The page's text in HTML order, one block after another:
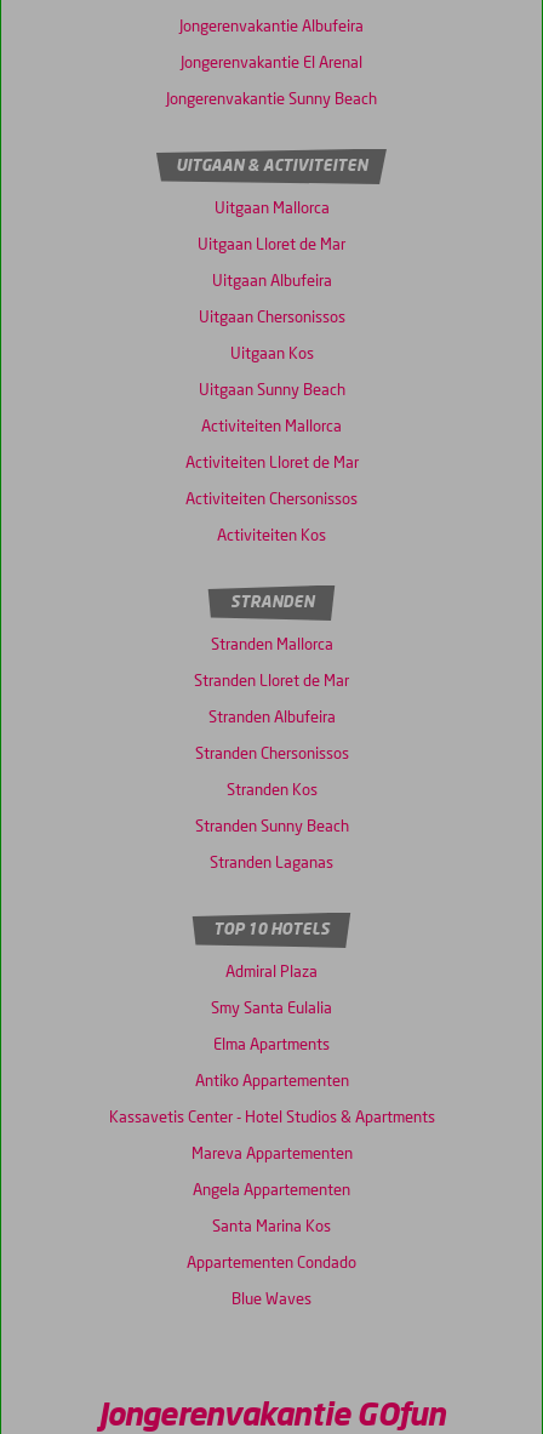
Jongerenvakantie Albufeira
Jongerenvakantie El Arenal
Jongerenvakantie Sunny Beach
UITGAAN & ACTIVITEITEN
Uitgaan Mallorca
Uitgaan Lloret de Mar
Uitgaan Albufeira
Uitgaan Chersonissos
Uitgaan Kos
Uitgaan Sunny Beach
Activiteiten Mallorca
Activiteiten Lloret de Mar
Activiteiten Chersonissos
Activiteiten Kos
STRANDEN
Stranden Mallorca
Stranden Lloret de Mar
Stranden Albufeira
Stranden Chersonissos
Stranden Kos
Stranden Sunny Beach
Stranden Laganas
TOP 10 HOTELS
Admiral Plaza
Smy Santa Eulalia
Elma Apartments
Antiko Appartementen
Kassavetis Center - Hotel Studios & Apartments
Mareva Appartementen
Angela Appartementen
Santa Marina Kos
Appartementen Condado
Blue Waves
Jongerenvakantie GOfun